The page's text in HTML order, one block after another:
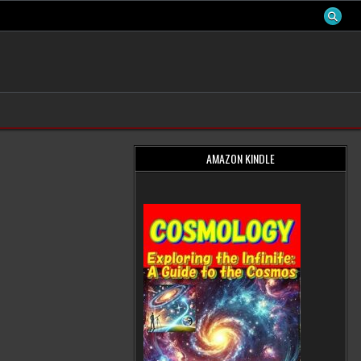
AMAZON KINDLE